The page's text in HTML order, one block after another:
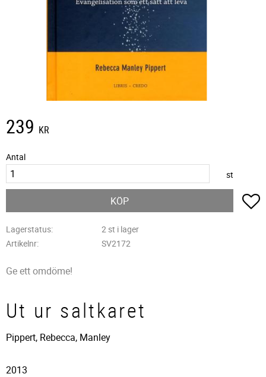
239 KR
Antal
st
KÖP
Lagerstatus
2 st i lager
Artikelnr
SV2172
Ge ett omdöme!
Ut ur saltkaret
Pippert, Rebecca, Manley
2013